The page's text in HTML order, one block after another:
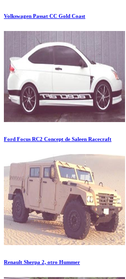
Volkswagen Passat CC Gold Coast
Ford Focus RC2 Concept de Saleen Racecraft
Renault Sherpa 2, otro Hummer